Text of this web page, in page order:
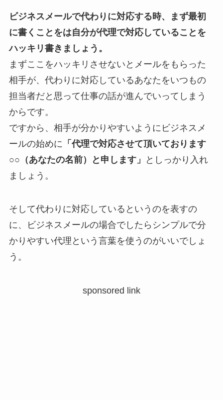
ビジネスメールで代わりに対応する時、まず最初
に書くことをは自分が代理で対応していることを
ハッキリ書きましょう。
まずここをハッキリさせないとメールをもらった
相手が、代わりに対応しているあなたをいつもの
担当者だと思って仕事の話が進んでいってしまう
からです。
ですから、相手が分かりやすいようにビジネスメ
ールの始めに 「代理で対応させて頂いております
○○（あなたの名前）と申します」
としっかり入れ
ましょう。
そして代わりに対応しているというのを表すの
に、ビジネスメールの場合でしたらシンプルで分
かりやすい代理という言葉を使うのがいいでしょ
う。
sponsored link